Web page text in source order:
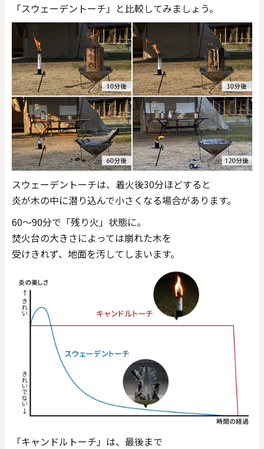
「スウェーデントーチ」と比較してみましょう。
スウェーデントーチは、着火後30分ほどすると
炎が木の中に潜り込んで小さくなる場合があります。
60～90分で「残り火」状態に。
焚火台の大きさによっては崩れた木を
受けきれず、地面を汚してしまいます。
「キャンドルトーチ」は、最後まで